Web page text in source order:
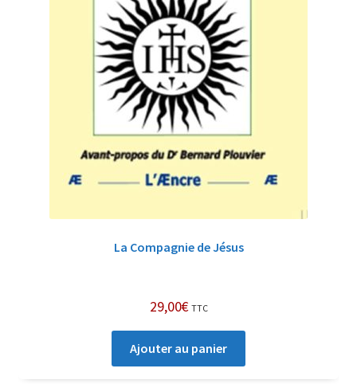
La Compagnie de Jésus
29,00€ TTC
Ajouter au panier